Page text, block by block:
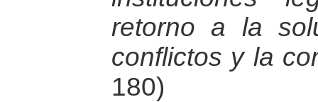
retorno a la
conflictos y la
180)